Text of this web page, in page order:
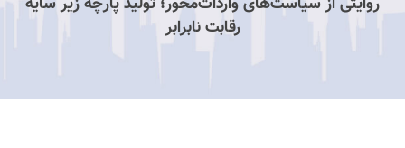
رقابت نابرابر